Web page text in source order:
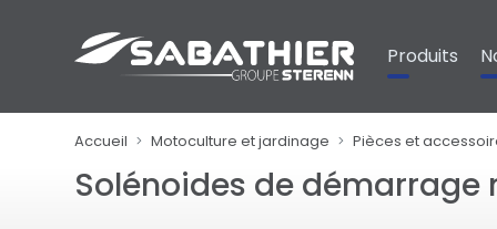
Produits
Accueil Motoculture et jardinage Pièces et
Solénoides de